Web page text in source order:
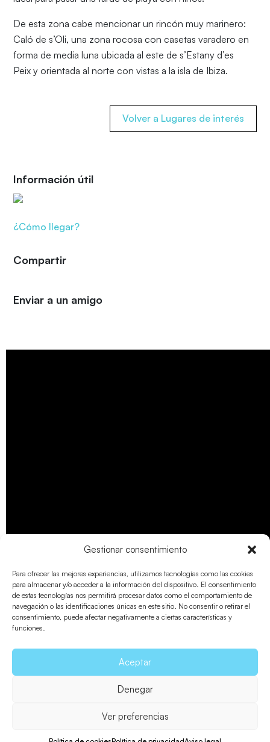
Gestionar consentimiento
Para ofrecer las mejores experiencias, utilizamos tecnologías como las cookies
para almacenar y/o acceder a la información del dispositivo. El consentimiento
de estas tecnologías nos permitirá procesar datos como el comportamiento de
navegación o las identificaciones únicas en este sitio. No consentir o retirar el
consentimiento, puede afectar negativamente a ciertas características y
funciones.
Aceptar
Denegar
Ver preferencias
De esta zona cabe mencionar un rincón muy marinero:
Caló de s’Oli, una zona rocosa con casetas varadero en
forma de media luna ubicada al este de s’Estany d’es
Peix y orientada al norte con vistas a la isla de Ibiza.
Volver a Lugares de interés
Información útil
¿Cómo llegar?
Compartir
Enviar a un amigo